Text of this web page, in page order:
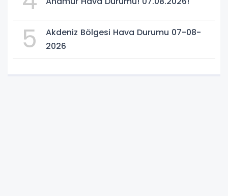
5
Akdeniz Bölgesi Hava Durumu 07-08-
2026